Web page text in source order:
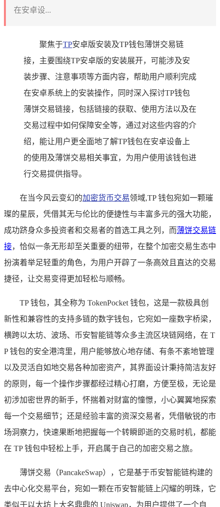
在安卓设...
聚焦于TP安卓版安装及TP钱包薄饼交易链
接，主要围绕TP安卓版的安装展开，可能涉及安
装步骤、注意事项等方面内容，帮助用户顺利完成
在安卓系统上的安装操作，同时深入探讨TP钱包
薄饼交易链接，包括链接的获取、使用方法以及在
交易过程中如何保障安全等，通过对这些内容的介
绍，能让用户更全面地了解TP钱包在安卓设备上
的使用及薄饼交易相关事宜，为用户使用该钱包进
行交易提供指导。
在当今风云变幻的加密货币交易领域,TP 钱包宛如一颗璀
璨的星辰，凭借其无与伦比的便捷性与丰富多元的强大功能，
成功跻身众多投资者和交易者的首选工具之列，而薄饼交易链
接，恰似一条无形却至关重要的纽带，在整个加密交易生态中
扮演着举足轻重的角色，为用户开辟了一条高效且直达的交易
捷径，让交易变得更加轻松与顺畅。
TP 钱包，其全称为 TokenPocket 钱包，这是一款极具创
新性和兼容性的支持多链的数字钱包，它宛如一座数字桥梁，
横跨以太坊、波场、币安智能链等众多主流区块链网络，在 T
P 钱包的安全港湾里，用户能够放心地存储、有条不紊地管理
以及灵活自如地交易各种加密资产，其界面设计秉持简洁友好
的原则，每一个操作步骤都经过精心打磨，方便至极，无论是
初涉加密世界的新手，怀揣着对财富的憧憬，小心翼翼地探索
每一个交易细节；还是经验丰富的资深交易者，凭借敏锐的市
场洞察力，快速果断地把握每一个转瞬即逝的交易时机，都能
在 TP 钱包中轻松上手，开启属于自己的加密交易之旅。
薄饼交易（PancakeSwap），它是基于币安智能链构建的
去中心化交易平台，宛如一颗在币安智能链上闪耀的明珠，它
类似于以太坊上大名鼎鼎的 Uniswap，为用户提供了一个自